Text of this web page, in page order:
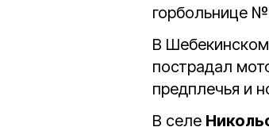
горбольнице
В Шебекинском
пострадал
предплечья и
В селе